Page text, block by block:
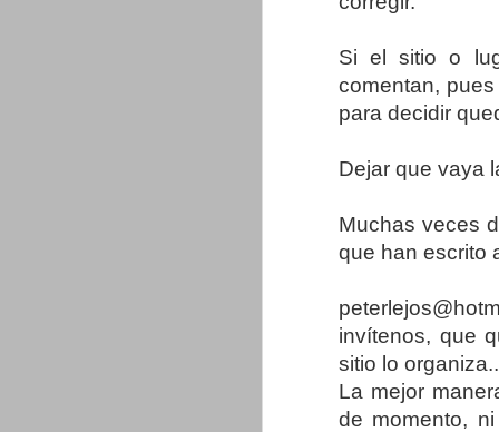
Si el sitio o
comentan,
para decidir
Dejar que vaya
Muchas veces
que han escrito
invítenos, que
sitio lo
La mejor
de momento,